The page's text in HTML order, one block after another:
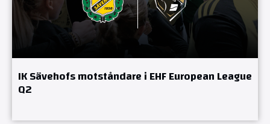
IK Sävehofs motståndare i EHF European League
Q2